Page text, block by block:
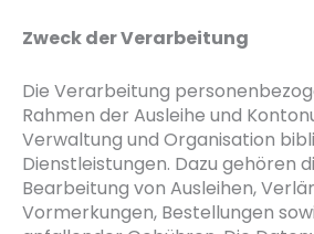
Zweck der Verarbeitung
Die Verarbeitung
Rahmen der Ausleihe und
Verwaltung und Organisation
Dienstleistungen. Dazu gehören
Bearbeitung von Ausleihen,
Vormerkungen, Bestellungen